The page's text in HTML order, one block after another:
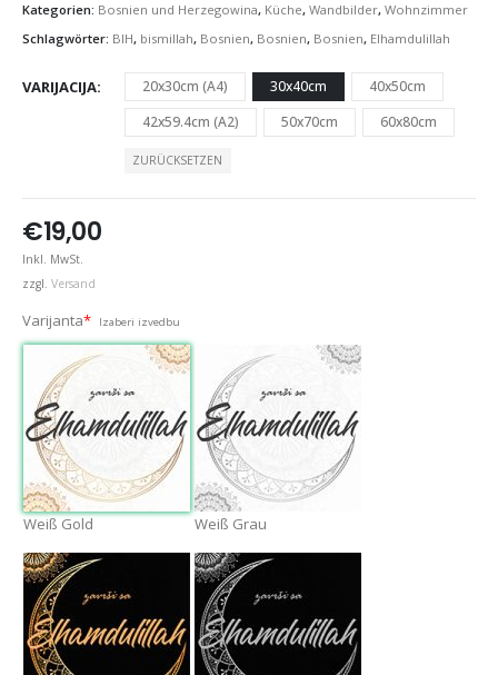
Kategorien: Bosnien und Herzegowina, Küche, Wandbilder, Wohnzimmer
Schlagwörter: BIH, bismillah, Bosnien, Bosnien, Bosnien, Elhamdulillah
VARIJACIJA 20x30cm (A4) 30x40cm
40x50cm
42x59.4cm (A2)
50x70cm 60x80cm
ZURÜCKSETZEN
€19,00
Inkl. MwSt.
zzgl. Versand
Varijanta* Izaberi izvedbu
Weiß Gold Weiß Grau